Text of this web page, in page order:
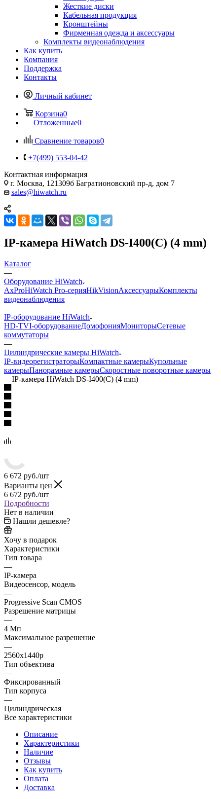
Жесткие диски
Кабельная продукция
Кронштейны
Фирменная одежда и аксессуары
Комплекты видеонаблюдения
Как купить
Компания
Поддержка
Контакты
Личный кабинет
Корзина0
Отложенные0
Сравнение товаров0
+7(499) 553-04-42
Контактная информация
г. Москва, 121309б Багратионовский пр-д, дом 7
sales@hiwatch.ru
IP-камера HiWatch DS-I400(С) (4 mm)
Каталог
—
Оборудование HiWatch
AxProHiWatch Pro-серияHikVisionАксессуарыКомплекты
видеонаблюдения
—
IP-оборудование HiWatch
HD-TVI-оборудованиеДомофонияМониторыСетевые
коммутаторы
—
Цилиндрические камеры HiWatch
IP-видеорегистраторыКомпактные камерыКупольные
камерыПанорамные камерыСкоростные поворотные камеры
—IP-камера HiWatch DS-I400(С) (4 mm)
6 672 руб./шт
Варианты цен
6 672 руб./шт
Подробности
Нет в наличии
Нашли дешевле?
Хочу в подарок
Характеристики
Тип товара
—
IP-камера
Видеосенсор, модель
—
Progressive Scan CMOS
Разрешение матрицы
—
4 Мп
Максимальное разрешение
—
2560x1440p
Тип объектива
—
Фиксированный
Тип корпуса
—
Цилиндрическая
Все характеристики
Описание
Характеристики
Наличие
Отзывы
Как купить
Оплата
Доставка